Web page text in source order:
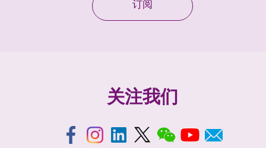
订阅
关注我们